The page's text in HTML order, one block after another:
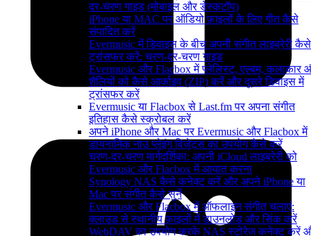
दर-चरण गाइड (मोबाइल और डेस्कटॉप)
iPhone या MAC पर ऑडियो फ़ाइलों के लिए गीत कैसे
संपादित करें
Evermusic में डिवाइस के बीच अपनी संगीत लाइब्रेरी कैसे
ट्रांसफर करें: चरण-दर-चरण गाइड
Evermusic और Flacbox में प्लेलिस्ट, एल्बम, कलाकार
शैलियों को कैसे आर्काइव (ZIP) करें और दूसरे डिवाइस में
ट्रांसफर करें
Evermusic या Flacbox से Last.fm पर अपना संगीत
इतिहास कैसे स्क्रोबल करें
अपने iPhone और Mac पर Evermusic और Flacbox में
डायनामिक नाउ प्लेइंग विजेट्स का उपयोग कैसे करें
चरण-दर-चरण मार्गदर्शिका: अपनी iCloud लाइब्रेरी को
Evermusic और Flacbox में आयात करना
Synology NAS कैसे कनेक्ट करें और अपने iPhone या
Mac पर संगीत कैसे सुनें
Evermusic और Flacbox में ऑफलाइन संगीत चलाएं:
क्लाउड से स्थानीय फ़ाइलों में डाउनलोड और सिंक करें
WebDAV का उपयोग करके NAS स्टोरेज कनेक्ट करें